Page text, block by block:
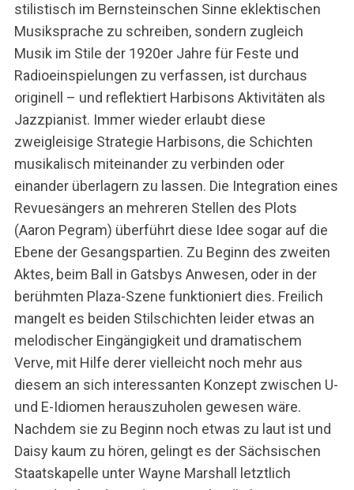
stilistisch im Bernsteinschen Sinne eklektischen
Musiksprache zu schreiben, sondern zugleich
Musik im Stile der 1920er Jahre für Feste und
Radioeinspielungen zu verfassen, ist durchaus
originell – und reflektiert Harbisons Aktivitäten als
Jazzpianist. Immer wieder erlaubt diese
zweigleisige Strategie Harbisons, die Schichten
musikalisch miteinander zu verbinden oder
einander überlagern zu lassen. Die Integration eines
Revuesängers an mehreren Stellen des Plots
(Aaron Pegram) überführt diese Idee sogar auf die
Ebene der Gesangspartien. Zu Beginn des zweiten
Aktes, beim Ball in Gatsbys Anwesen, oder in der
berühmten Plaza-Szene funktioniert dies. Freilich
mangelt es beiden Stilschichten leider etwas an
melodischer Eingängigkeit und dramatischem
Verve, mit Hilfe derer vielleicht noch mehr aus
diesem an sich interessanten Konzept zwischen U-
und E-Idiomen herauszuholen gewesen wäre.
Nachdem sie zu Beginn noch etwas zu laut ist und
Daisy kaum zu hören, gelingt es der Sächsischen
Staatskapelle unter Wayne Marshall letztlich